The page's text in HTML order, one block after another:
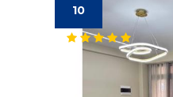
10